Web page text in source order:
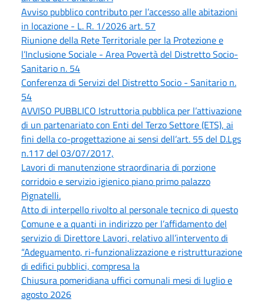
Avviso pubblico contributo per l’accesso alle abitazioni
in locazione - L. R. 1/2026 art. 57
Riunione della Rete Territoriale per la Protezione e
l’Inclusione Sociale - Area Povertà del Distretto Socio-
Sanitario n. 54
Conferenza di Servizi del Distretto Socio - Sanitario n.
54
AVVISO PUBBLICO Istruttoria pubblica per l’attivazione
di un partenariato con Enti del Terzo Settore (ETS), ai
fini della co-progettazione ai sensi dell’art. 55 del D.Lgs
n.117 del 03/07/2017,
Lavori di manutenzione straordinaria di porzione
corridoio e servizio igienico piano primo palazzo
Pignatelli.
Atto di interpello rivolto al personale tecnico di questo
Comune e a quanti in indirizzo per l’affidamento del
servizio di Direttore Lavori, relativo all’intervento di
“Adeguamento, ri-funzionalizzazione e ristrutturazione
di edifici pubblici, compresa la
Chiusura pomeridiana uffici comunali mesi di luglio e
agosto 2026